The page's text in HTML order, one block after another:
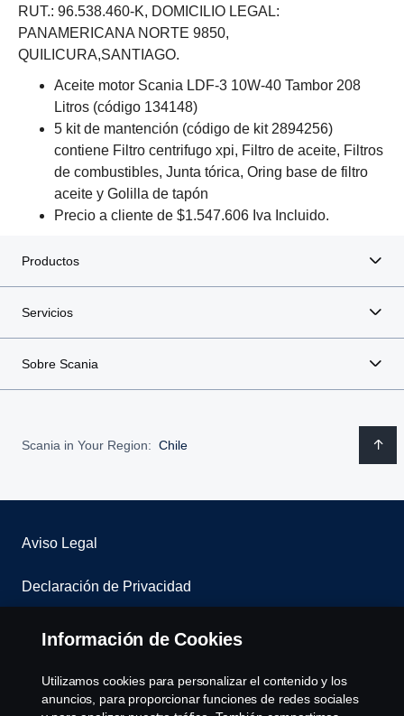
RUT.: 96.538.460-K, DOMICILIO LEGAL:
PANAMERICANA NORTE 9850,
QUILICURA,SANTIAGO.
Aceite motor Scania LDF-3 10W-40 Tambor 208
Litros (código 134148)
5 kit de mantención (código de kit 2894256)
contiene Filtro centrifugo xpi, Filtro de aceite, Filtros
de combustibles, Junta tórica, Oring base de filtro
aceite y Golilla de tapón
Precio a cliente de $1.547.606 Iva Incluido.
Productos
Servicios
Sobre Scania
Scania in Your Region: Chile
Aviso Legal
Declaración de Privacidad
Contáctenos
Sistema de denuncias
Información de Cookies
Utilizamos cookies para personalizar el contenido y los
anuncios, para proporcionar funciones de redes sociales